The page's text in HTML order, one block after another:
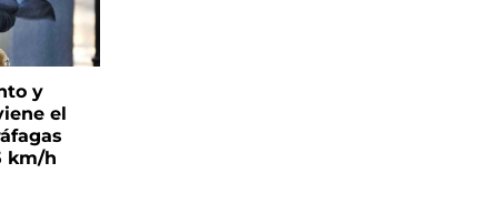
y
el
km/h